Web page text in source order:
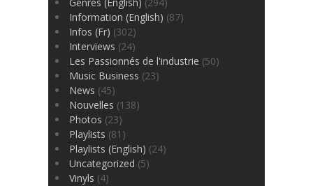
Information (English) (87)
Infos (Fr) (302)
Interviews (24)
Les Passionnés de l'industrie (50)
Music Business (23)
News (45)
Nouvelles (138)
Photos (23)
Playlists (81)
Playlists (English) (24)
Uncategorized (5)
Vinyls (4)